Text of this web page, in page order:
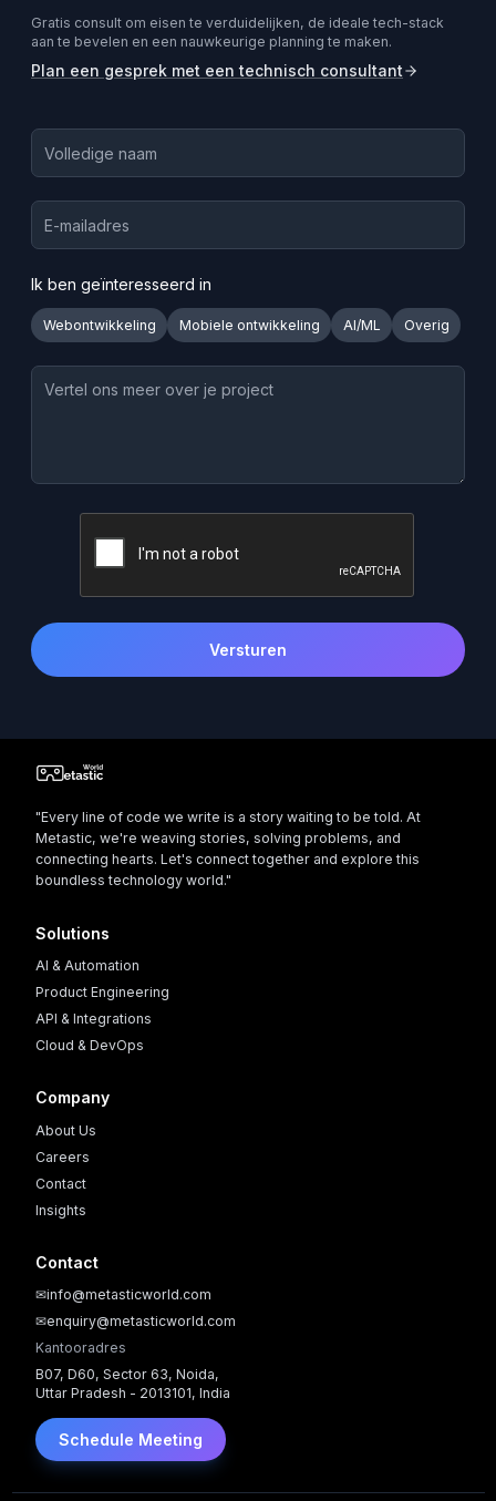
Gratis consult om eisen te verduidelijken, de ideale tech-stack
aan te bevelen en een nauwkeurige planning te maken.
Plan een gesprek met een technisch consultant
Ik ben geïnteresseerd in
Webontwikkeling Mobiele ontwikkeling AI/ML Overig
Versturen
"Every line of code we write is a story waiting to be told. At
Metastic, we're weaving stories, solving problems, and
connecting hearts. Let's connect together and explore this
boundless technology world."
Solutions
AI & Automation
Product Engineering
API & Integrations
Cloud & DevOps
Company
About Us
Careers
Contact
Insights
Contact
✉info@metasticworld.com
✉enquiry@metasticworld.com
Kantooradres
B07, D60, Sector 63, Noida,
Uttar Pradesh - 2013101, India
Schedule Meeting